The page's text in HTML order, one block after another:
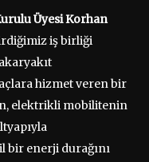
Üyesi Korhan
iş birliği
hizmet veren bir
elektrikli mobilitenin
bir enerji durağını